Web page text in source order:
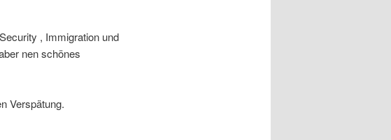
, Immigration und
nen schönes
Verspätung.